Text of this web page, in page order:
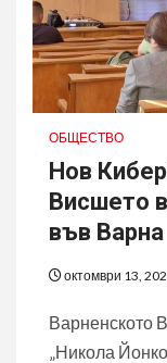
ОБЩЕСТВО
Нов
Висшето
във Варна
октомври 13,
Варненското
„Никола